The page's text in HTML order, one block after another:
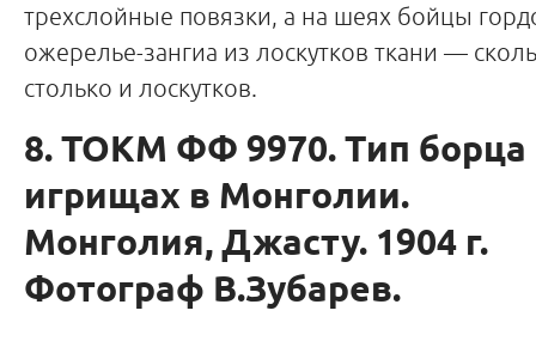
трехслойные повязки, а на шеях бойцы
ожерелье-зангиа из лоскутков ткани —
столько и лоскутков.
8. ТОКМ ФФ 9970. Тип борца
игрищах в Монголии.
Монголия, Джасту. 1904 г.
Фотограф В.Зубарев.